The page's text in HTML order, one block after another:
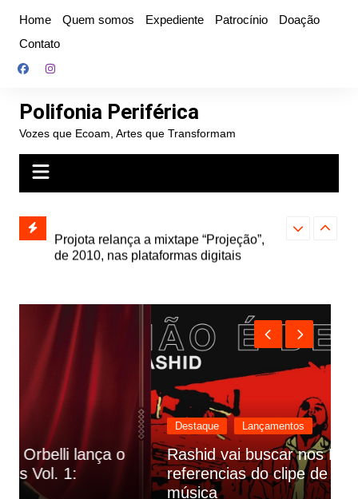
conteúdo
Home Quem somos Expediente Patrocínio
Doação
Contato
Polifonia Periférica
Vozes que Ecoam, Artes que Transformam
e abre
autoral,
de 2010, nas plataformas digitais
Farofa
Destaque Lançamentos
Rashid vai buscar nos HQs as
referencias do clipe de sua nova
música